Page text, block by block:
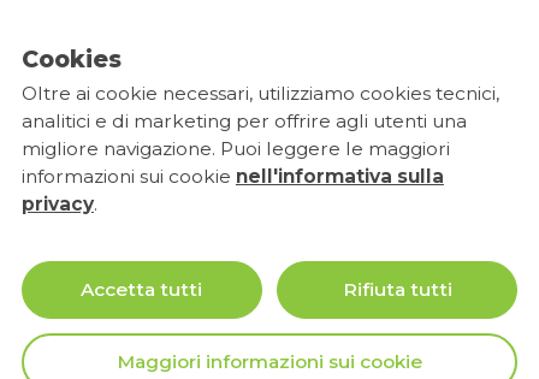
Dichiarazione sulla priacy
Condizioni d'uso
Impostazioni dei cookie
ITALIANO
© ARENA DENTAL S.R.L.
Cookies
Oltre ai cookie necessari, utilizziamo cookies tecnici,
analitici e di marketing per offrire agli utenti una
migliore navigazione. Puoi leggere le maggiori
informazioni sui cookie nell'informativa sulla
privacy.
Rifiuta tutti
Maggiori informazioni sui cookie
Accetta tutti